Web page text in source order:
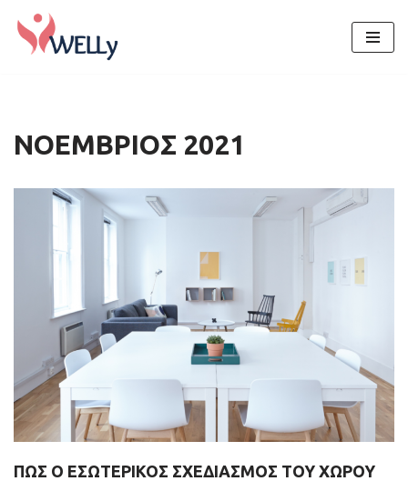
Μεταπηδήστε
ΝΟΈΜΒΡΙΟΣ 2021
ΠΏΣ Ο ΕΣΩΤΕΡΙΚΌΣ ΣΧΕΔΙΑΣΜΌΣ ΤΟΥ ΧΏΡΟΥ